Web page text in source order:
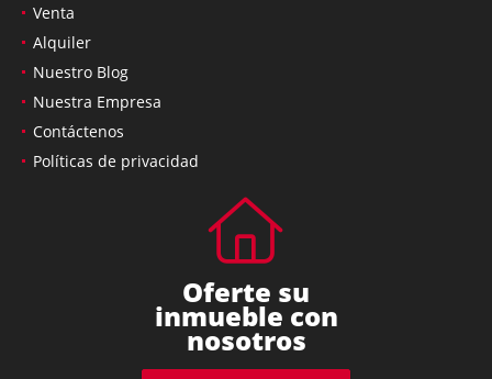
Venta
Alquiler
Nuestro Blog
Nuestra Empresa
Contáctenos
Políticas de privacidad
Oferte su
inmueble con
nosotros